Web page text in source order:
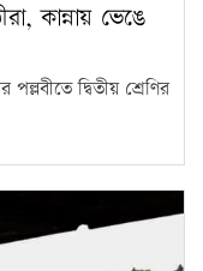
কান্নায় ভেঙে
দ্বিতীয় শ্রেণির